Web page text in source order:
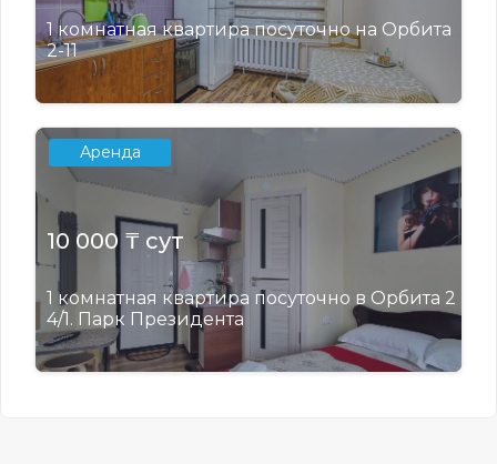
1 комнатная квартира посуточно на Орбита
2-11
Аренда
10 000 ₸ сут
1 комнатная квартира посуточно в Орбита 2
4/1. Парк Президента